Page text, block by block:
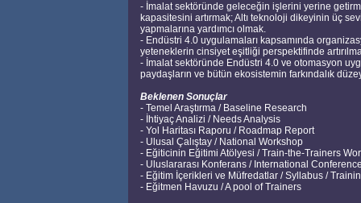
- İmalat sektöründe geleceğin işlerini yerine
kapasitesini artırmak; Altı teknoloji dikeyinin üç
yapmalarına yardımcı olmak.
- Endüstri 4.0 uygulamaları kapsamında
yeteneklerin cinsiyet eşitliği perspektifinde
- İmalat sektöründe Endüstri 4.0 ve otomasyon
paydaşların ve bütün ekosistemin farkındalık
Beklenen Sonuçlar
- Temel Araştırma / Baseline Research
- İhtiyaç Analizi / Needs Analysis
- Yol Haritası Raporu / Roadmap Report
- Ulusal Çalıştay / National Workshop
- Eğiticinin Eğitimi Atölyesi / Train-the-Trainers
- Uluslararası Konferans / International
- Eğitim İçerikleri ve Müfredatlar / Syllabus /
- Eğitmen Havuzu / A pool of Trainers